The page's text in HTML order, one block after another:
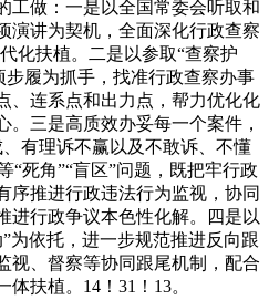
工做：一是以全国常委会听取和
演讲为契机，全面深化行政查察
化扶植。二是以参取“查察护
步履为抓手，找准行政查察办事
、连系点和出力点，帮力优化化
。三是高质效办妥每一个案件，
有理诉不赢以及不敢诉、不懂
“死角”“盲区”问题，既把牢行政
序推进行政违法行为监视，协同
进行政争议本色性化解。四是以
为依托，进一步规范推进反向跟
视、督察等协同跟尾机制，配合
扶植。14！31！13。